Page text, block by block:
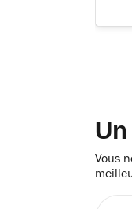
Vous